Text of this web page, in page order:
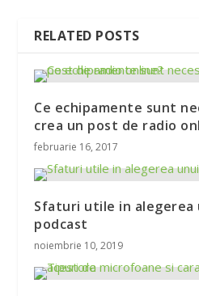
RELATED POSTS
Ce echipamente sunt
crea un post de radio
februarie 16, 2017
Sfaturi utile in alegerea
podcast
noiembrie 10, 2019